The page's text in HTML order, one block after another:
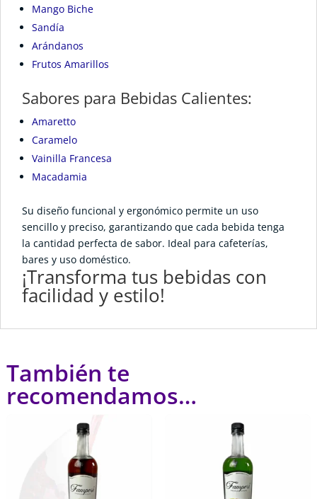
Mango Biche
Sandía
Arándanos
Frutos Amarillos
Sabores para Bebidas Calientes:
Amaretto
Caramelo
Vainilla Francesa
Macadamia
Su diseño funcional y ergonómico permite un uso
sencillo y preciso, garantizando que cada bebida tenga
la cantidad perfecta de sabor. Ideal para cafeterías,
bares y uso doméstico.
¡Transforma tus bebidas con
facilidad y estilo!
También te
recomendamos…